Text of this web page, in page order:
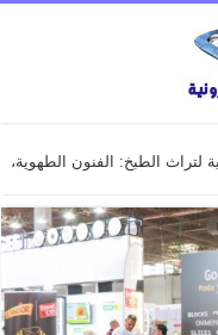
لتراث الطبخ: الفنون الطهوية،